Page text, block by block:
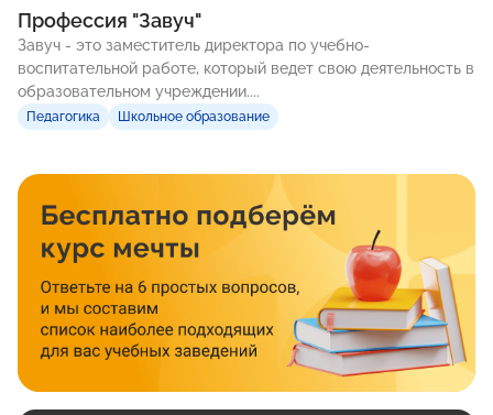
Профессия "Завуч"
Завуч - это заместитель директора по учебно-
воспитательной работе, который ведет свою деятельность в
образовательном учреждении....
Педагогика Школьное образование